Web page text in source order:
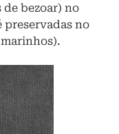
de bezoar) no
preservadas no